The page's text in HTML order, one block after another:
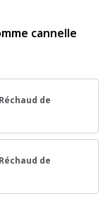
cannelle
de
de